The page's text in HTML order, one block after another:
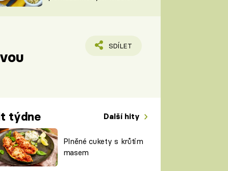
SDÍLET
týdne Další hity
Plněné cukety s krůtím
masem